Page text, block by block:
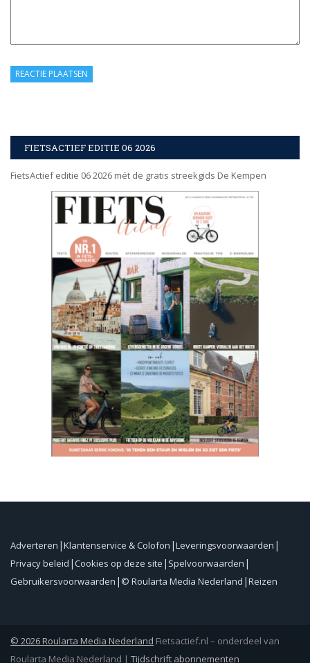
FIETSACTIEF EDITIE 06 2026
FietsActief editie 06 2026 mét de gratis streekgids De Kempen
Adverteren Klantenservice & Colofon Leveringsvoorwaarden
Privacy beleid Cookies op deze site Spelvoorwaarden
Gebruikersvoorwaarden © Roularta Media Nederland Reizen
© 2026 Roularta Media Nederland Fietsactief.nl – onderdeel van
Roularta Media Nederland | Tijdschrift abonnementen